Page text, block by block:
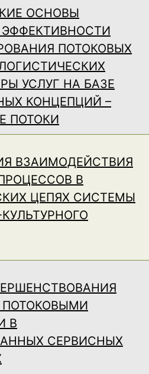
ОСНОВЫ
ПОТОКОВЫХ
УСЛУГ НА БАЗЕ
КОНЦЕПЦИЙ –
ПОТОКИ
ВЗАИМОДЕЙСТВИЯ
В
ЦЕПЯХ СИСТЕМЫ
ПОТОКОВЫМИ
В
СЕРВИСНЫХ